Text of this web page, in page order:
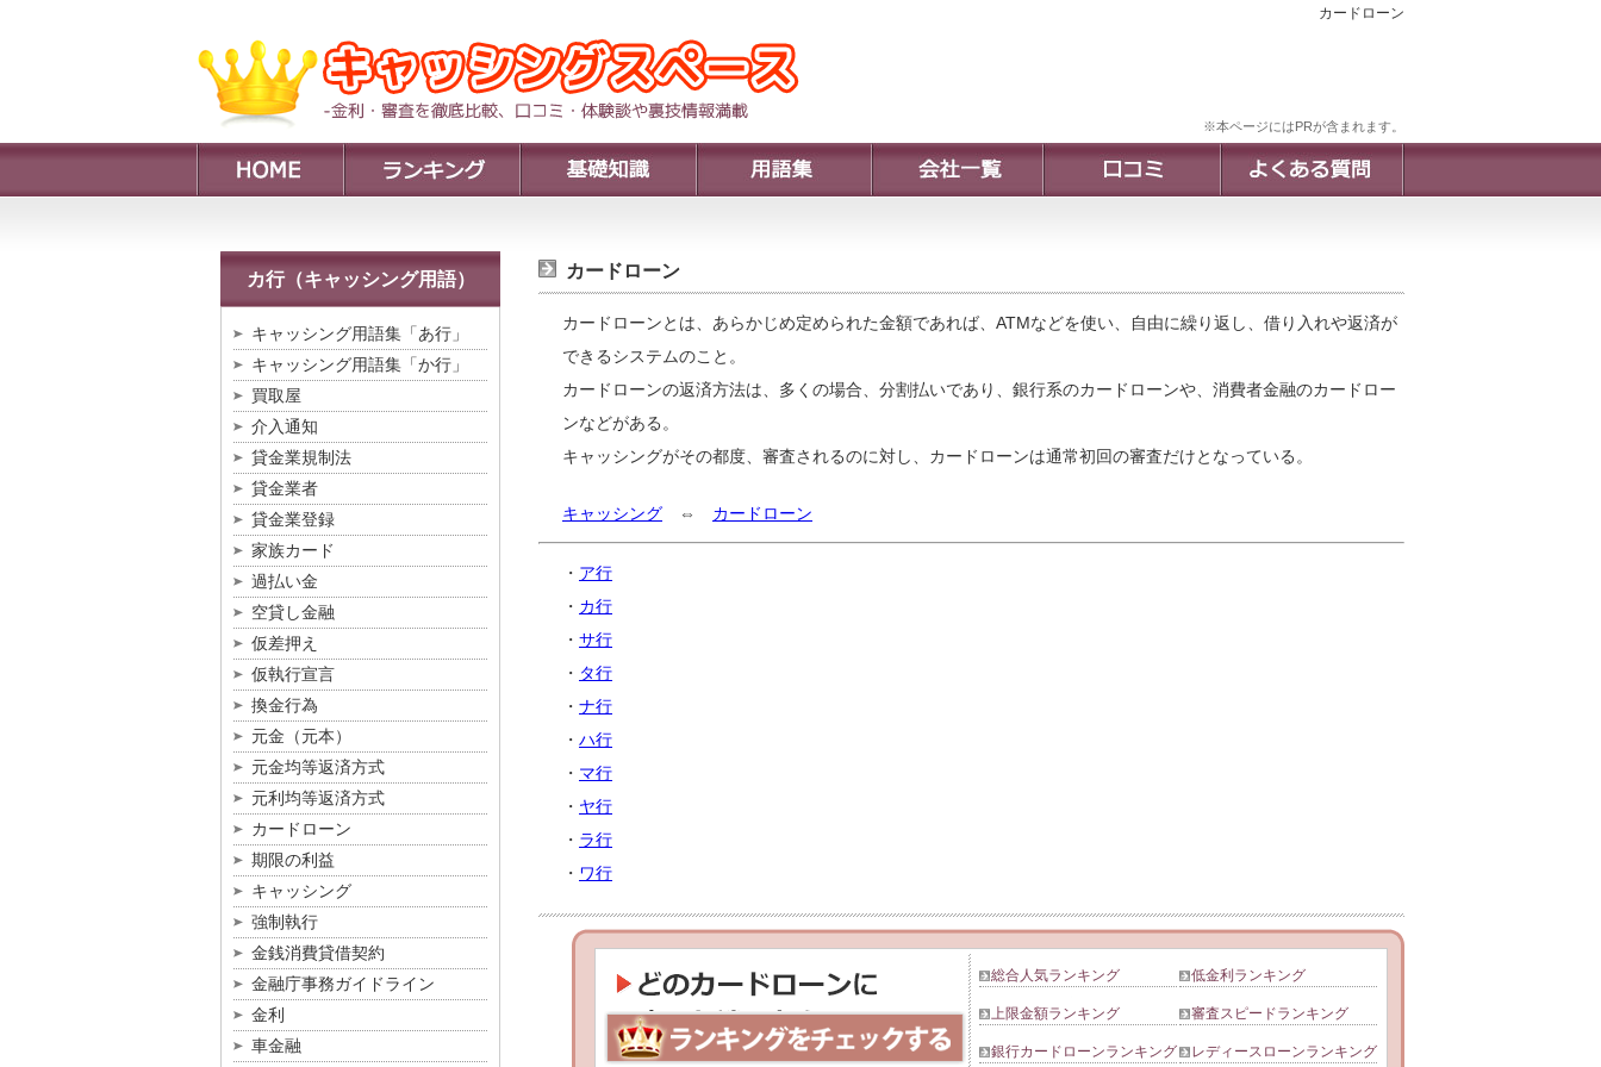
カードローン
※本ページにはPRが含まれます。
カ行（キャッシング用語）
キャッシング用語集「あ行」
キャッシング用語集「か行」
買取屋
介入通知
貸金業規制法
貸金業者
貸金業登録
家族カード
過払い金
空貸し金融
仮差押え
仮執行宣言
換金行為
元金（元本）
元金均等返済方式
元利均等返済方式
カードローン
期限の利益
キャッシング
強制執行
金銭消費貸借契約
金融庁事務ガイドライン
金利
車金融
カードローン
カードローンとは、あらかじめ定められた金額であれば、ATMなどを使い、自由に繰り返し、借り入れや返済が
できるシステムのこと。
カードローンの返済方法は、多くの場合、分割払いであり、銀行系のカードローンや、消費者金融のカードロー
ンなどがある。
キャッシングがその都度、審査されるのに対し、カードローンは通常初回の審査だけとなっている。
キャッシング ⇔ カードローン
・ ア行
・ カ行
・ サ行
・ タ行
・ ナ行
・ ハ行
・ マ行
・ ヤ行
・ ラ行
・ ワ行
総合人気ランキング 低金利ランキング
上限金額ランキング 審査スピードランキング
銀行カードローンランキング レディースローンランキング